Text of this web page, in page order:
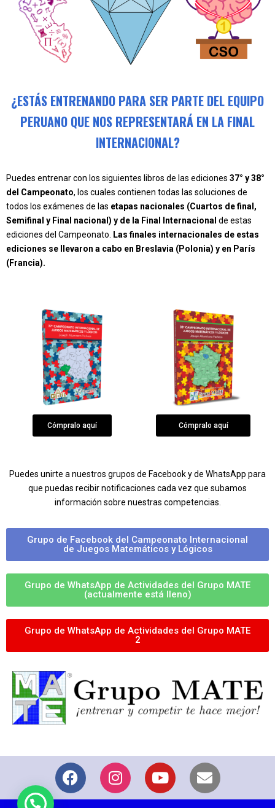
¿ESTÁS ENTRENANDO PARA SER PARTE DEL EQUIPO
PERUANO QUE NOS REPRESENTARÁ EN LA FINAL
INTERNACIONAL?
Puedes entrenar con los siguientes libros de las ediciones 37° y 38°
del Campeonato, los cuales contienen todas las soluciones de
todos los exámenes de las etapas nacionales (Cuartos de final,
Semifinal y Final nacional) y de la Final Internacional de estas
ediciones del Campeonato.
Las finales internacionales de estas
ediciones se llevaron a cabo en Breslavia (Polonia) y en París
(Francia).
Cómpralo aquí Cómpralo aquí
Puedes unirte a nuestros grupos de Facebook y de WhatsApp para
que puedas recibir notificaciones cada vez que subamos
información sobre nuestras competencias.
Grupo de Facebook del Campeonato Internacional
de Juegos Matemáticos y Lógicos
Grupo de WhatsApp de Actividades del Grupo MATE
(actualmente está lleno)
Grupo de WhatsApp de Actividades del Grupo MATE
2